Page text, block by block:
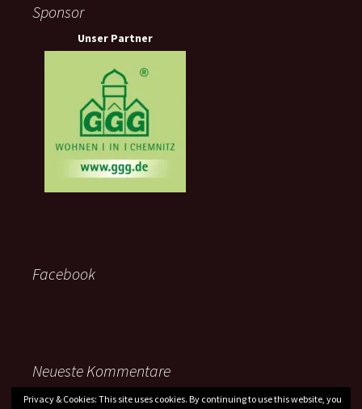
Sponsor
Unser Partner
Facebook
Neueste Kommentare
Privacy & Cookies: This site uses cookies. By continuing to use this website, you